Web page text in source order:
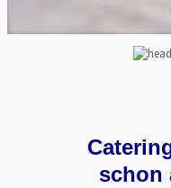
schon